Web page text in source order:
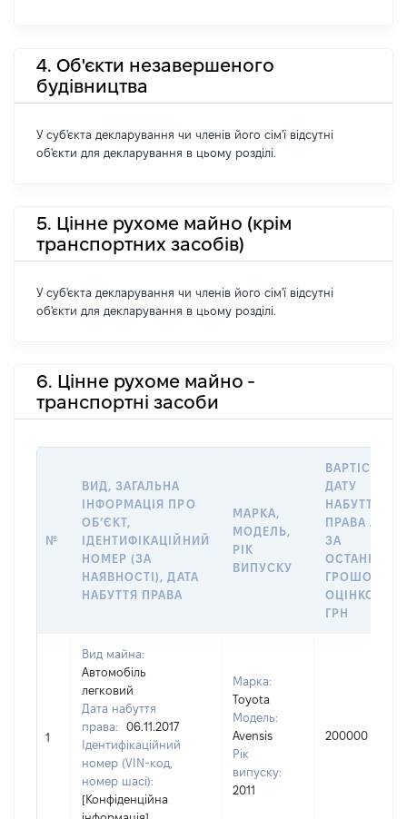
4. Об'єкти незавершеного
будівництва
У суб'єкта декларування чи членів його сім'ї відсутні
об'єкти для декларування в цьому розділі.
5. Цінне рухоме майно (крім
транспортних засобів)
У суб'єкта декларування чи членів його сім'ї відсутні
об'єкти для декларування в цьому розділі.
6. Цінне рухоме майно -
транспортні засоби
№
ВИД, ЗАГАЛЬНА
ІНФОРМАЦІЯ ПРО
ОБʼЄКТ,
ІДЕНТИФІКАЦІЙНИЙ
НОМЕР (ЗА
НАЯВНОСТІ), ДАТА
НАБУТТЯ ПРАВА
МАРКА,
МОДЕЛЬ,
РІК
ВИПУСКУ
ВАРТІСТЬ НА
ДАТУ
НАБУТТЯ
ПРАВА АБО
ЗА
ГРОШОВОЮ
ОЦІНКОЮ,
ГРН
1
Вид майна:
Автомобіль
легковий
Дата набуття
права:
06.11.2017
Ідентифікаційний
номер (VIN-код,
номер шасі):
[Конфіденційна
Марка:
Toyota
Модель:
Avensis
Рік
випуску:
2011
200000